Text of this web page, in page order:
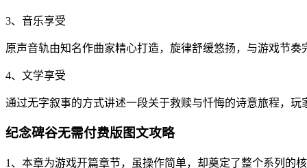
3、音乐享受
原声音轨由知名作曲家精心打造，旋律舒缓悠扬，与游戏节
4、文学享受
通过无字叙事的方式讲述一段关于救赎与忏悔的诗意旅程，
纪念碑谷无需付费版图文攻略
1、本章为游戏开篇章节，虽操作简单，却奠定了整个系列